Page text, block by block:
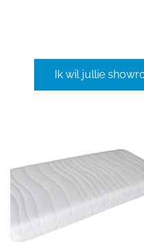
Ik wil jullie